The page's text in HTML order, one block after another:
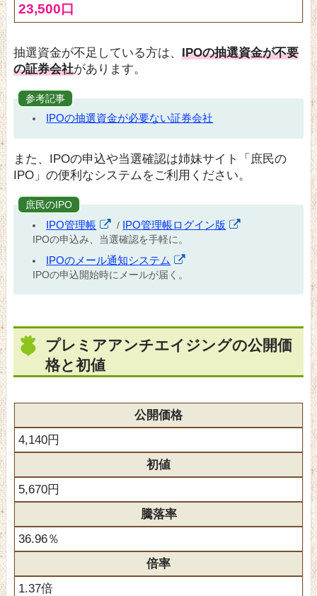
23,500口
抽選資金が不足している方は、 IPOの抽選資金が不要
の証券会社があります。
参考記事
IPOの抽選資金が必要ない証券会社
また、IPOの申込や当選確認は姉妹サイト「庶民の
IPO」の便利なシステムをご利用ください。
庶民のIPO
IPO管理帳 / IPO管理帳ログイン版
IPOの申込み、当選確認を手軽に。
IPOのメール通知システム
IPOの申込開始時にメールが届く。
プレミアアンチエイジングの公開価
格と初値
公開価格
4,140円
初値
5,670円
騰落率
36.96％
倍率
1.37倍